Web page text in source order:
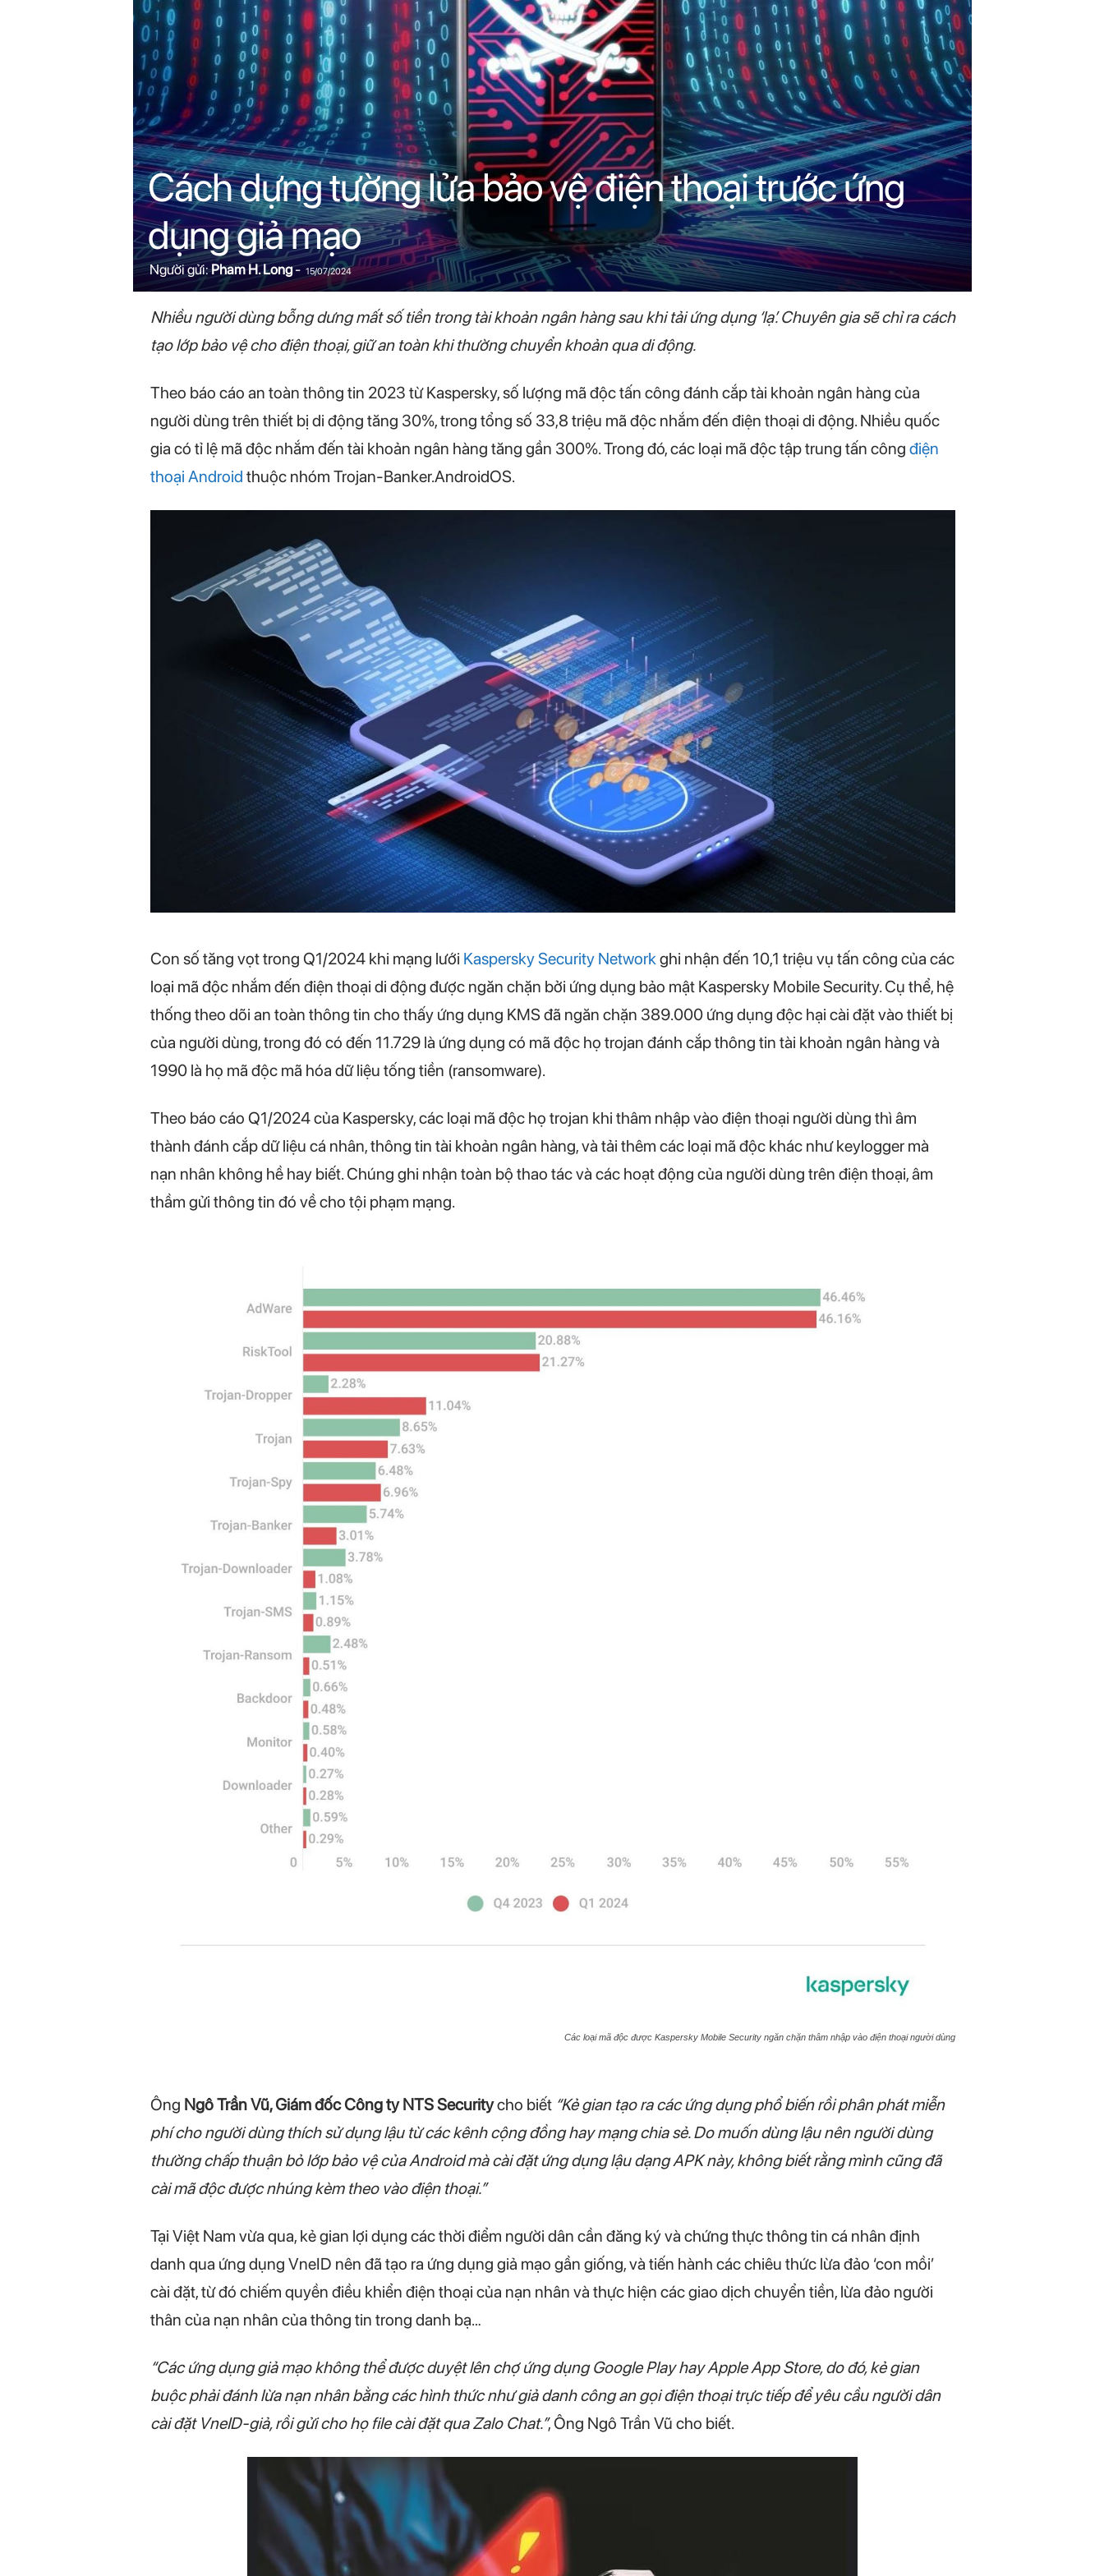
n
i
n
.
c
o
m
Cách dựng tường lửa bảo vệ điện thoại trước ứng
dụng giả mạo
Người gửi:Pham H. Long- 15/07/2024
Nhiều người dùng bỗng dưng mất số tiền trong tài khoản ngân hàng sau khi tải ứng dụng ‘lạ’. Chuyên gia sẽ chỉ ra cách
tạo lớp bảo vệ cho điện thoại, giữ an toàn khi thường chuyển khoản qua di động.
Theo báo cáo an toàn thông tin 2023 từ Kaspersky, số lượng mã độc tấn công đánh cắp tài khoản ngân hàng của
người dùng trên thiết bị di động tăng 30%, trong tổng số 33,8 triệu mã độc nhắm đến điện thoại di động. Nhiều quốc
gia có tỉ lệ mã độc nhắm đến tài khoản ngân hàng tăng gần 300%. Trong đó, các loại mã độc tập trung tấn công điện
thoại Android thuộc nhóm Trojan-Banker.AndroidOS.
Con số tăng vọt trong Q1/2024 khi mạng lưới Kaspersky Security Networkghi nhận đến 10,1 triệu vụ tấn công của các
loại mã độc nhắm đến điện thoại di động được ngăn chặn bởi ứng dụng bảo mật Kaspersky Mobile Security. Cụ thể, hệ
thống theo dõi an toàn thông tin cho thấy ứng dụng KMS đã ngăn chặn 389.000 ứng dụng độc hại cài đặt vào thiết bị
của người dùng, trong đó có đến 11.729 là ứng dụng có mã độc họ trojan đánh cắp thông tin tài khoản ngân hàng và
1990 là họ mã độc mã hóa dữ liệu tống tiền (ransomware).
Theo báo cáo Q1/2024 của Kaspersky, các loại mã độc họ trojan khi thâm nhập vào điện thoại người dùng thì âm
thành đánh cắp dữ liệu cá nhân, thông tin tài khoản ngân hàng, và tải thêm các loại mã độc khác như keylogger mà
nạn nhân không hề hay biết. Chúng ghi nhận toàn bộ thao tác và các hoạt động của người dùng trên điện thoại, âm
thầm gửi thông tin đó về cho tội phạm mạng.
Các loại mã độc được Kaspersky Mobile Security ngăn chặn thâm nhập vào điện thoại người dùng
Ông Ngô Trần Vũ, Giám đốc Công ty NTS Securitycho biết“Kẻ gian tạo ra các ứng dụng phổ biến rồi phân phát miễn
phí cho người dùng thích sử dụng lậu từ các kênh cộng đồng hay mạng chia sẻ. Do muốn dùng lậu nên người dùng
thường chấp thuận bỏ lớp bảo vệ của Android mà cài đặt ứng dụng lậu dạng APK này, không biết rằng mình cũng đã
cài mã độc được nhúng kèm theo vào điện thoại.”
Tại Việt Nam vừa qua, kẻ gian lợi dụng các thời điểm người dân cần đăng ký và chứng thực thông tin cá nhân định
danh qua ứng dụng VneID nên đã tạo ra ứng dụng giả mạo gần giống, và tiến hành các chiêu thức lừa đảo ‘con mồi’
cài đặt, từ đó chiếm quyền điều khiển điện thoại của nạn nhân và thực hiện các giao dịch chuyển tiền, lừa đảo người
thân của nạn nhân của thông tin trong danh bạ…
“Các ứng dụng giả mạo không thể được duyệt lên chợ ứng dụng Google Play hay Apple App Store, do đó, kẻ gian
buộc phải đánh lừa nạn nhân bằng các hình thức như giả danh công an gọi điện thoại trực tiếp để yêu cầu người dân
cài đặt VneID-giả, rồi gửi cho họ file cài đặt qua Zalo Chat.”, Ông Ngô Trần Vũ cho biết.